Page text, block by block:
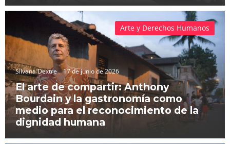
Silvana Dextre 17 de junio de 2026
El arte de compartir: Anthony
Bourdain y la gastronomía como
medio para el reconocimiento de la
dignidad humana
Arte y Derechos Humanos